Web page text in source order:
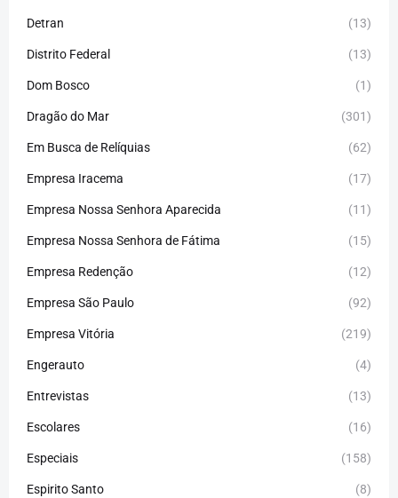
Detran (13)
Distrito Federal (13)
Dom Bosco (1)
Dragão do Mar (301)
Em Busca de Relíquias (62)
Empresa Iracema (17)
Empresa Nossa Senhora Aparecida (11)
Empresa Nossa Senhora de Fátima (15)
Empresa Redenção (12)
Empresa São Paulo (92)
Empresa Vitória (219)
Engerauto (4)
Entrevistas (13)
Escolares (16)
Especiais (158)
Espirito Santo (8)